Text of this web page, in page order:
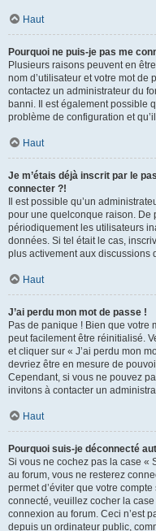
Haut
Pourquoi ne puis-je pas me
Plusieurs raisons peuvent en
nom d’utilisateur et votre mot de
contactez un administrateur du
banni. Il est également possible
problème de configuration et
Haut
Je m’étais déjà inscrit par le
connecter ?!
Il est possible qu’un
pour une quelconque raison. De
périodiquement les utilisateurs
données. Si tel était le cas,
plus activement aux discussions
Haut
J’ai perdu mon mot de passe !
Pas de panique ! Bien que votre
peut facilement être réinitialisé.
et cliquer sur « J’ai perdu mon
devriez être en mesure de
Cependant, si vous ne pouvez
invitons à contacter un
Haut
Pourquoi suis-je déconnecté
Si vous ne cochez pas la case «
au forum, vous ne resterez
permet d’éviter que votre
connecté, veuillez cocher la
connexion au forum. Ceci n’est
depuis un ordinateur public,